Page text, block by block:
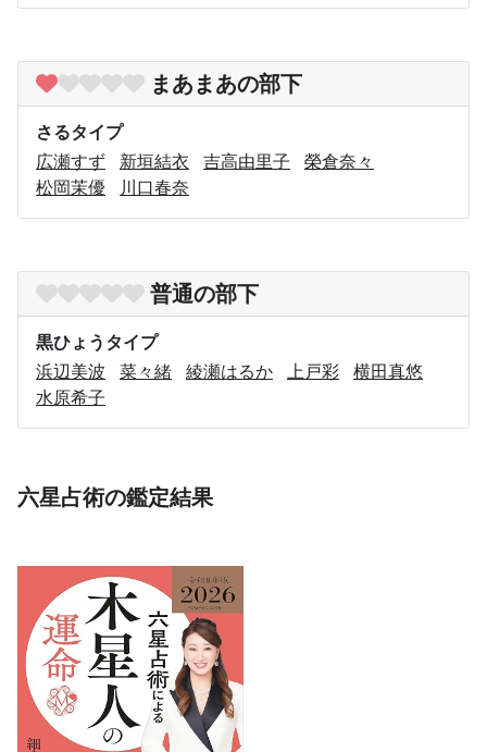
まあまあの部下
さるタイプ
広瀬すず
新垣結衣 吉高由里子
榮倉奈々
松岡茉優
川口春奈
普通の部下
黒ひょうタイプ
浜辺美波
菜々緒 綾瀬はるか 上戸彩
横田真悠
水原希子
六星占術の鑑定結果